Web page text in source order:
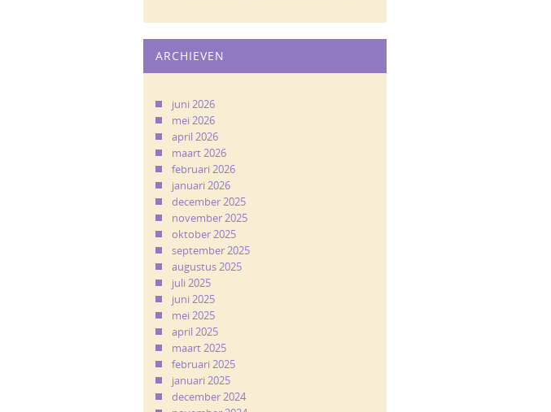
ARCHIEVEN
juni 2026
mei 2026
april 2026
maart 2026
februari 2026
januari 2026
december 2025
november 2025
oktober 2025
september 2025
augustus 2025
juli 2025
juni 2025
mei 2025
april 2025
maart 2025
februari 2025
januari 2025
december 2024